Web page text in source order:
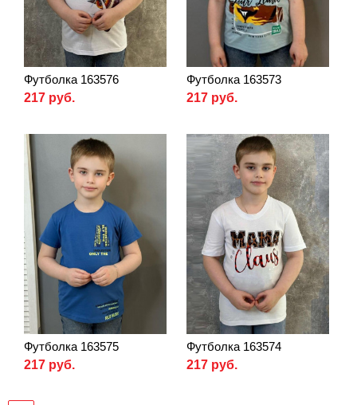
Футболка 163576
217 руб.
Футболка 163573
217 руб.
Футболка 163575
217 руб.
Футболка 163574
217 руб.